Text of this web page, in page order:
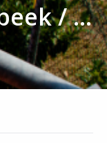
Marjolein Torenbeek / Marjolein Torenbeek Sportpsychologie